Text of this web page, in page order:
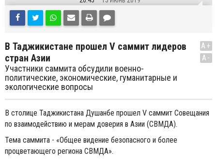
В Таджикистане прошел V саммит лидеров
стран Азии
Участники саммита обсудили военно-
политические, экономические, гуманитарные и
экологические вопросы
A+
A-
В столице Таджикистана Душанбе прошел V саммит Совещания
по взаимодействию и мерам доверия в Азии (СВМДА).
Тема саммита - «Общее видение безопасного и более
процветающего региона СВМДА».